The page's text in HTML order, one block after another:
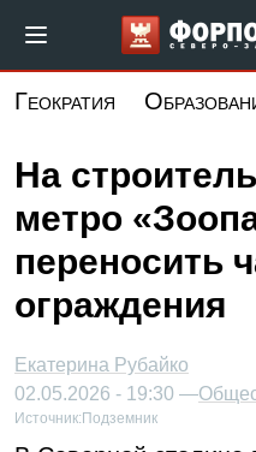
основному
Геократия
На
метро
переносить
ограждения
Екатерина Рубайко
02.05.2026 - 19:30 —
Источник: Подземник